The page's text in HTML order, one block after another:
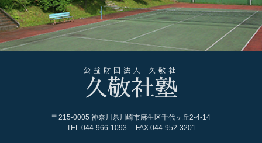
公益財団法人 久敬社
久敬社塾
〒215-0005 神奈川県川崎市麻生区千代ヶ丘2-4-14
TEL 044-966-1093 FAX 044-952-3201